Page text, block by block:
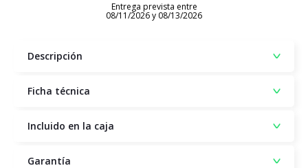
Entrega prevista entre
08/11/2026 y 08/13/2026
Descripción
Ficha técnica
Incluido en la caja
Garantía